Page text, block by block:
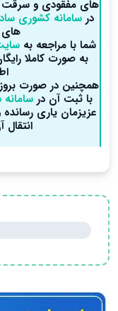
های مفقودی و سرقت
درسامانه کشوری
های
شما با مراجعه به
به صورت کاملا
همچنین در صورت
با ثبت آن درسامانه
عزیزمان یاری
انتقال